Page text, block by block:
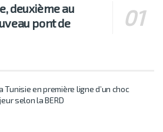
deuxième au
pont de
Tunisie en première ligne d’un choc
selon la BERD